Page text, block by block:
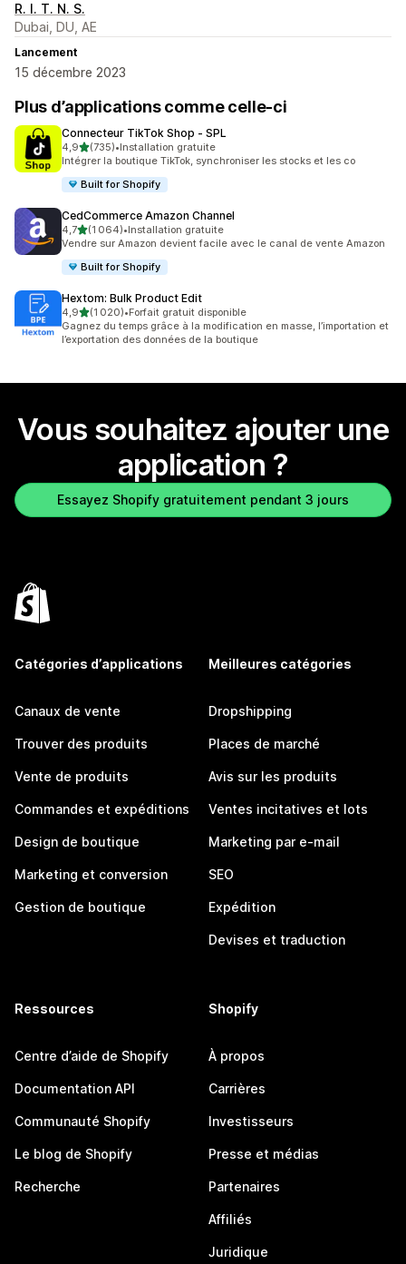
R. I. T. N. S.
Dubai, DU, AE
Lancement
15 décembre 2023
Plus d’applications comme celle-ci
Connecteur TikTok Shop ‑ SPL
4,9étoile(s) sur 5
(735)
735 avis au total
•Installation gratuite
Intégrer la boutique TikTok, synchroniser les stocks et les co
Built for Shopify
CedCommerce Amazon Channel
4,7étoile(s) sur 5
(1 064)
1064 avis au total
•Installation gratuite
Vendre sur Amazon devient facile avec le canal de vente Amazon
Built for Shopify
Hextom: Bulk Product Edit
4,9étoile(s) sur 5
(1 020)
1020 avis au total
•Forfait gratuit disponible
Gagnez du temps grâce à la modification en masse, l’importation et
l’exportation des données de la boutique
Vous souhaitez ajouter une
application ?
Essayez Shopify gratuitement pendant 3 jours
Catégories d’applications
Canaux de vente
Trouver des produits
Vente de produits
Commandes et expéditions
Design de boutique
Marketing et conversion
Gestion de boutique
Meilleures catégories
Dropshipping
Places de marché
Avis sur les produits
Ventes incitatives et lots
Marketing par e-mail
SEO
Expédition
Devises et traduction
Ressources
Centre d’aide de Shopify
Documentation API
Communauté Shopify
Le blog de Shopify
Recherche
Shopify
À propos
Carrières
Investisseurs
Presse et médias
Partenaires
Affiliés
Juridique